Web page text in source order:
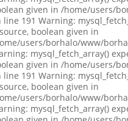
given in /home/users/
line 191 Warning:
boolean given in
users/borhalo/www/
mysql_fetch_array()
given in /home/users/
line 191 Warning:
boolean given in
users/borhalo/www/
mysql_fetch_array()